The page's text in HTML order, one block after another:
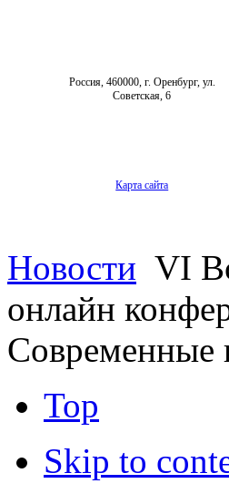
Россия, 460000, г. Оренбург, ул.
Советская, 6
Карта сайта
Новости VI
онлайн
Современные
Top
Skip to